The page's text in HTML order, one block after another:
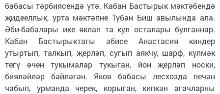
бабасы тәрбиясендә үтә. Кабан Бастырык мәктәбендә
җидееллык, урта мәктәпне Түбән Биш авылында ала.
Әби-бабалары ике яклап та кул осталары булганнар.
Кабан Бастырыктагы әбисе Анастасия киндер
утыртып, талкып, җерләп, сугып аякчу, шарф, күлмәк
тегү өчен тукымалар тукыган, йон җерләп носки,
бияләйләр бәйләгән. Яков бабасы лесхозда печән
чабып, урманда черек, корыган, кипкән агачларны